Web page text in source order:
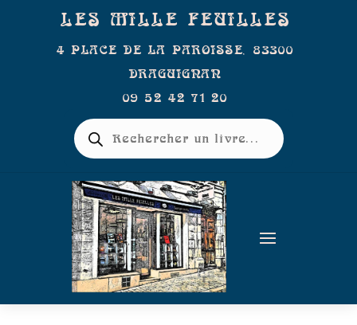
LES MILLE FEUILLES
4 PLACE DE LA PAROISSE, 83300
DRAGUIGNAN
09 52 42 71 20
Recherche
de
produits